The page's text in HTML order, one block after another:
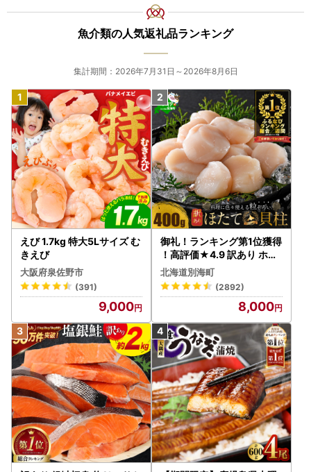
魚介類の人気返礼品ランキング
集計期間：2026年7月31日～2026年8月6日
えび 1.7kg 特大5Lサイズ む
きえび
大阪府泉佐野市
(391)
9,000
御礼！ランキング第1位獲得
！高評価★4.9 訳あり ホタ
テ 400g（ほたて 帆立 貝柱
冷凍 ）
北海道別海町
(2892)
8,000